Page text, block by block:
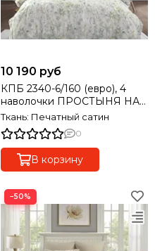
10 190 руб
КПБ 2340-6/160 (евро), 4
наволочки ПРОСТЫНЯ НА
РЕЗИНКЕ! НОВИНКА!!!
Ткань: Печатный сатин
0
В корзину
−50%